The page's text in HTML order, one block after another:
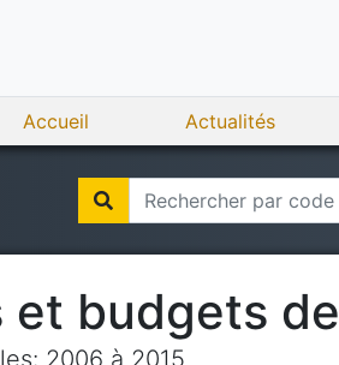
Accueil Actualités
et budgets de
2006 à 2015